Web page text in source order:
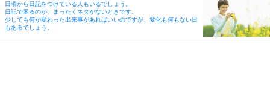
日頃から日記をつけている人もいるでしょう。
日記で困るのが、まったくネタがないときです。
少しでも何か変わった出来事があればいいのですが、変化も何もない日
もあるでしょう。